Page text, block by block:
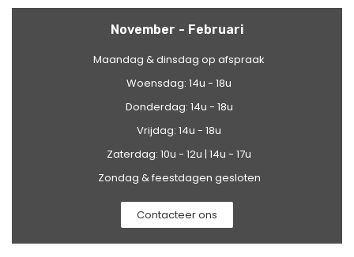
November - Februari
Maandag & dinsdag op afspraak
Woensdag: 14u - 18u
Donderdag: 14u - 18u
Vrijdag: 14u - 18u
Zaterdag: 10u - 12u | 14u - 17u
Zondag & feestdagen gesloten
Contacteer ons